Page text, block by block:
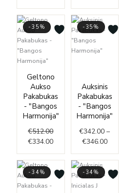
-35%
Geltono
Aukso
Pakabukas
- "Bangos
Harmonija"
€512.00
price
€512.00.
€334.00
price
€334.00.
-35%
Auksinis
Pakabukas
- "Bangos
Harmonija"
€342.00 –
€346.00
-34% -34%